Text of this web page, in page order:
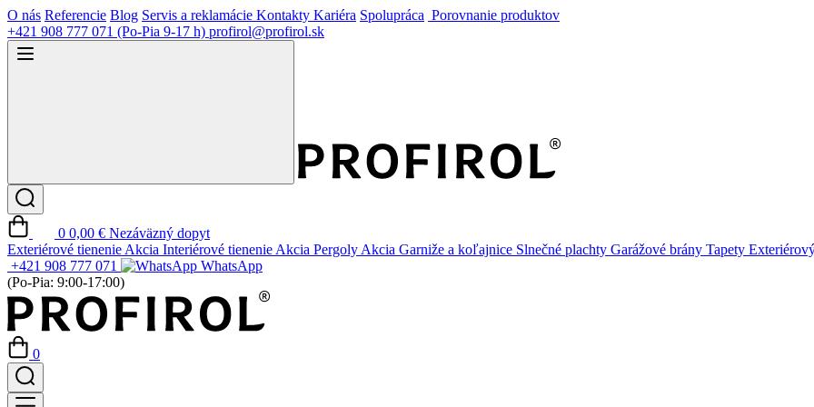
O nás Referencie Blog Servis a reklamácie Kontakty Kariéra Spolupráca Porovnanie produktov
+421 908 777 071 (Po-Pia 9-17 h) profirol@profirol.sk
0 0,00 € Nezáväzný dopyt
Exteriérové tienenie Akcia Interiérové tienenie Akcia Pergoly Akcia Garniže a koľajnice Slnečné plachty Garážové brány Tapety
+421 908 777 071
WhatsApp
(Po-Pia: 9:00-17:00)
0